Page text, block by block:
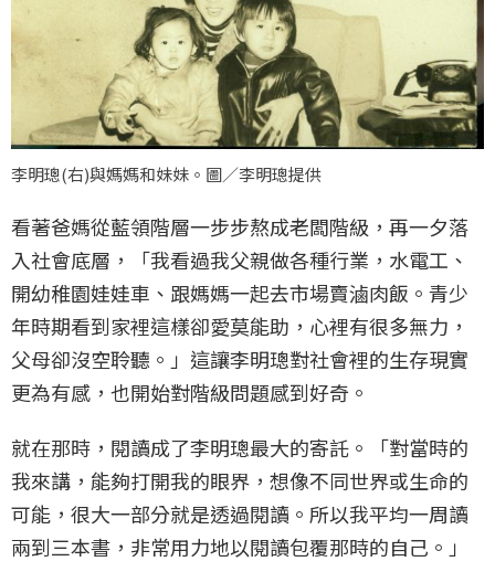
李明璁(右)與媽媽和妹妹。圖／李明璁提供
看著爸媽從藍領階層一步步熬成老闆階級，再一夕落
入社會底層，「我看過我父親做各種行業，水電工、
開幼稚園娃娃車、跟媽媽一起去市場賣滷肉飯。青少
年時期看到家裡這樣卻愛莫能助，心裡有很多無力，
父母卻沒空聆聽。」這讓李明璁對社會裡的生存現實
更為有感，也開始對階級問題感到好奇。
就在那時，閱讀成了李明璁最大的寄託。「對當時的
我來講，能夠打開我的眼界，想像不同世界或生命的
可能，很大一部分就是透過閱讀。所以我平均一周讀
兩到三本書，非常用力地以閱讀包覆那時的自己。」